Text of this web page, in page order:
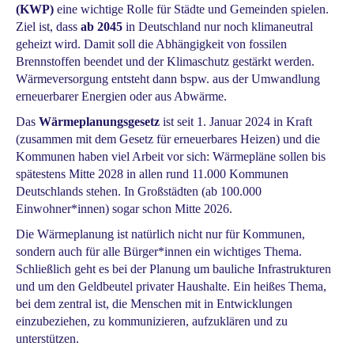
(KWP) eine wichtige Rolle für Städte und Gemeinden spielen.
Ziel ist, dass ab 2045 in Deutschland nur noch klimaneutral
geheizt wird. Damit soll die Abhängigkeit von fossilen
Brennstoffen beendet und der Klimaschutz gestärkt werden.
Wärmeversorgung entsteht dann bspw. aus der Umwandlung
erneuerbarer Energien oder aus Abwärme.
Das Wärmeplanungsgesetz ist seit 1. Januar 2024 in Kraft
(zusammen mit dem Gesetz für erneuerbares Heizen) und die
Kommunen haben viel Arbeit vor sich: Wärmepläne sollen bis
spätestens Mitte 2028 in allen rund 11.000 Kommunen
Deutschlands stehen. In Großstädten (ab 100.000
Einwohner*innen) sogar schon Mitte 2026.
Die Wärmeplanung ist natürlich nicht nur für Kommunen,
sondern auch für alle Bürger*innen ein wichtiges Thema.
Schließlich geht es bei der Planung um bauliche Infrastrukturen
und um den Geldbeutel privater Haushalte. Ein heißes Thema,
bei dem zentral ist, die Menschen mit in Entwicklungen
einzubeziehen, zu kommunizieren, aufzuklären und zu
unterstützen.